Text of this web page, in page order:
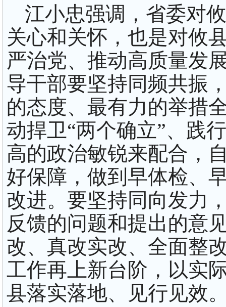
江小忠强调，省委对
关心和关怀，也是对攸
严治党、推动高质量发
导干部要坚持同频共振
的态度、最有力的举措
动捍卫“两个确立”、践
高的政治敏锐来配合，
好保障，做到早体检、
改进。要坚持同向发力
反馈的问题和提出的意
改、真改实改、全面整
工作再上新台阶，以实
县落实落地、见行见效